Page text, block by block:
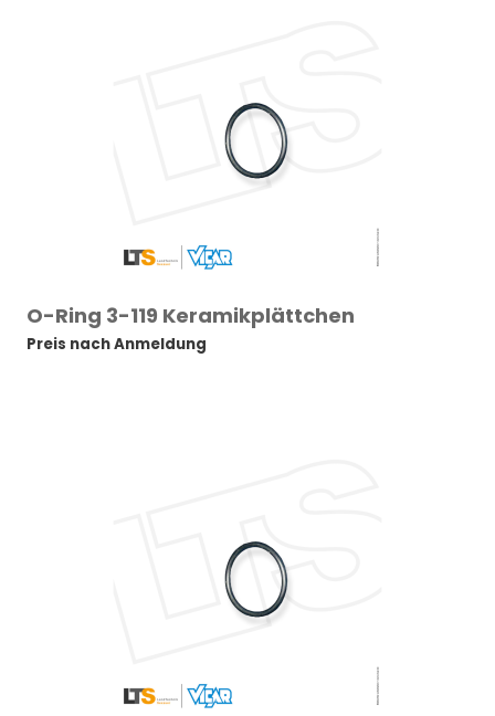
O-Ring 3-119 Keramikplättchen
Preis nach Anmeldung